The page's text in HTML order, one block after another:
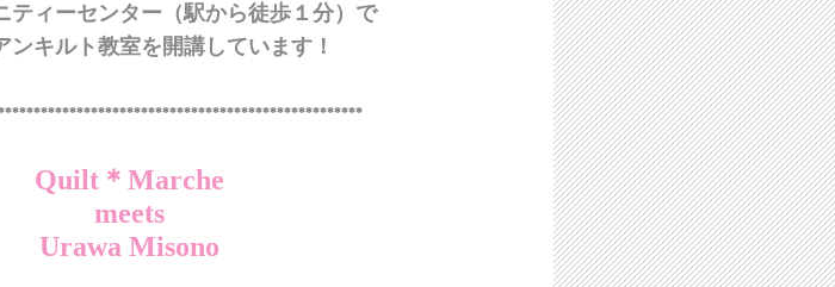
ティーセンター（駅から徒歩１分）で
ンキルト教室を開講しています！
Quilt＊Marche
meets
Urawa Misono